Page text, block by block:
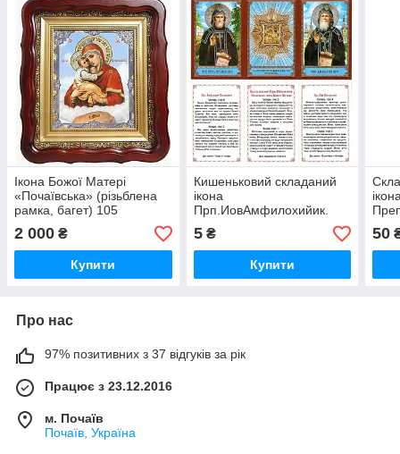
Ікона Божої Матері
«Почаївська» (різьблена
рамка, багет) 105
2 000 ₴
Купити
Кишеньковий складаний
ікона
Прп.ИовАмфилохийик.
Божої Матері Почаївська)
5₴
Купити
50
Про нас
97% позитивних з 37 відгуків за рік
Працює з 23.12.2016
м. Почаїв
Почаїв, Україна